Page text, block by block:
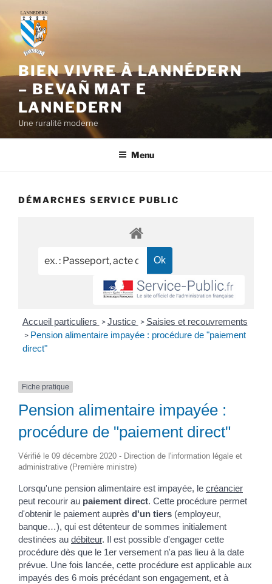
contenu
principal
BIEN VIVRE À LANNÉDERN
– BEVAÑ MAT E
LANNEDERN
Une ruralité moderne
Menu
DÉMARCHES SERVICE PUBLIC
Accueil particuliers > Justice > Saisies et recouvrements
> Pension alimentaire impayée : procédure de "paiement
direct"
Fiche pratique
Pension alimentaire impayée :
procédure de "paiement direct"
Vérifié le 09 décembre 2020 - Direction de l'information légale et
administrative (Première ministre)
Lorsqu'une pension alimentaire est impayée, le créancier
peut recourir au paiement direct. Cette procédure permet
d'obtenir le paiement auprès d'un tiers (employeur,
banque…), qui est détenteur de sommes initialement
destinées au débiteur. Il est possible d'engager cette
procédure dès que le 1er versement n'a pas lieu à la date
prévue. Une fois lancée, cette procédure est applicable aux
impayés des 6 mois précédant son engagement, et à